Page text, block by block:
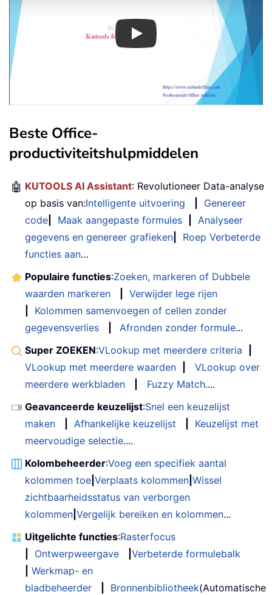
Play
Beste Office-
productiviteitshulpmiddelen
🤖 KUTOOLS AI Assistant: Revolutioneer Data-analyse
op basis van:Intelligente uitvoering
Genereer
code
Maak aangepaste formules
Analyseer
gegevens en genereer grafieken
Roep Verbeterde
functies aan…
Populaire functies:Zoeken, markeren of Dubbele
waarden markeren
Verwijder lege rijen
Kolommen samenvoegen of cellen zonder
gegevensverlies
Afronden zonder formule...
Super ZOEKEN:VLookup met meerdere criteria
VLookup met meerdere waarden
VLookup over
meerdere werkbladen
Fuzzy Match....
Geavanceerde keuzelijst:Snel een keuzelijst
maken
Afhankelijke keuzelijst
Keuzelijst met
meervoudige selectie....
Kolombeheerder:Voeg een specifiek aantal
kolommen toe Verplaats kolommen Wissel
zichtbaarheidsstatus van verborgen
kolommen Vergelijk bereiken en kolommen...
Uitgelichte functies:Rasterfocus
Ontwerpweergave
Verbeterde formulebalk
Werkmap- en
bladbeheerder
Bronnenbibliotheek(Automatische